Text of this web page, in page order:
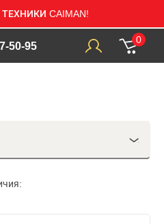
CAIMAN!
50-95
0